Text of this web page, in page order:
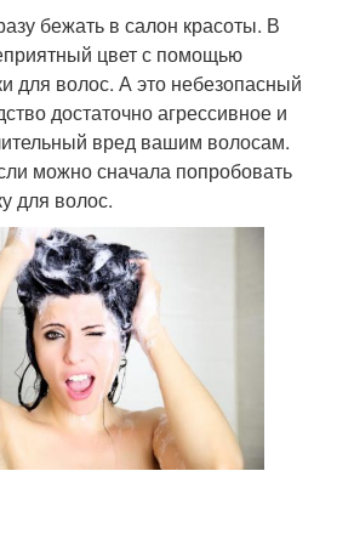
бежать в салон красоты. В
цвет с помощью
для волос. А это небезопасный
достаточно агрессивное и
вред вашим волосам.
можно сначала попробовать
для волос.